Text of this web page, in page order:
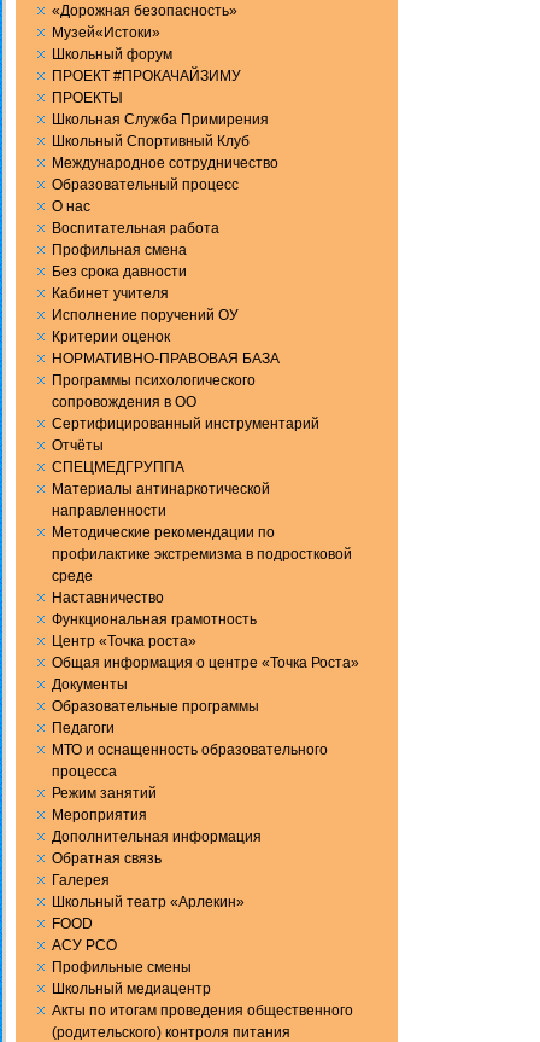
«Дорожная безопасность»
Музей«Истоки»
Школьный форум
ПРОЕКТ #ПРОКАЧАЙЗИМУ
ПРОЕКТЫ
Школьная Служба Примирения
Школьный Спортивный Клуб
Международное сотрудничество
Образовательный процесс
О нас
Воспитательная работа
Профильная смена
Без срока давности
Кабинет учителя
Исполнение поручений ОУ
Критерии оценок
НОРМАТИВНО-ПРАВОВАЯ БАЗА
Программы психологического
сопровождения в ОО
Сертифицированный инструментарий
Отчёты
СПЕЦМЕДГРУППА
Материалы антинаркотической
направленности
Методические рекомендации по
профилактике экстремизма в подростковой
среде
Наставничество
Функциональная грамотность
Центр «Точка роста»
Общая информация о центре «Точка Роста»
Документы
Образовательные программы
Педагоги
МТО и оснащенность образовательного
процесса
Режим занятий
Мероприятия
Дополнительная информация
Обратная связь
Галерея
Школьный театр «Арлекин»
FOOD
АСУ РСО
Профильные смены
Школьный медиацентр
Акты по итогам проведения общественного
(родительского) контроля питания